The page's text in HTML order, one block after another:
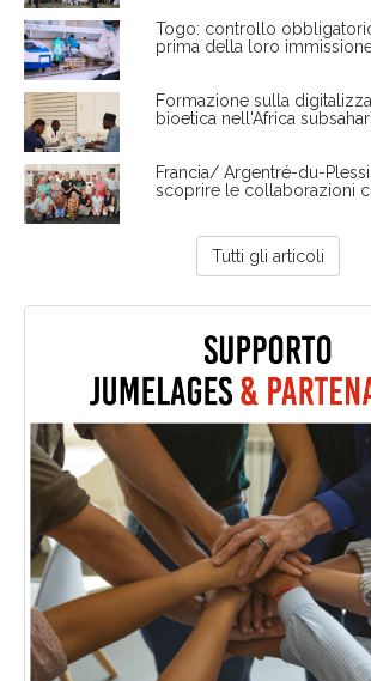
Togo: controllo
prima della loro
Formazione sulla
bioetica nell'Africa
Francia/ Argentré-du-
scoprire le collaborazioni
Tutti gli articoli